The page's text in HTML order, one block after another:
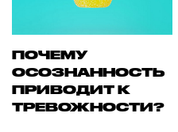
ПОЧЕМУ
ОСОЗНАННОСТЬ
ПРИВОДИТ К
ТРЕВОЖНОСТИ?